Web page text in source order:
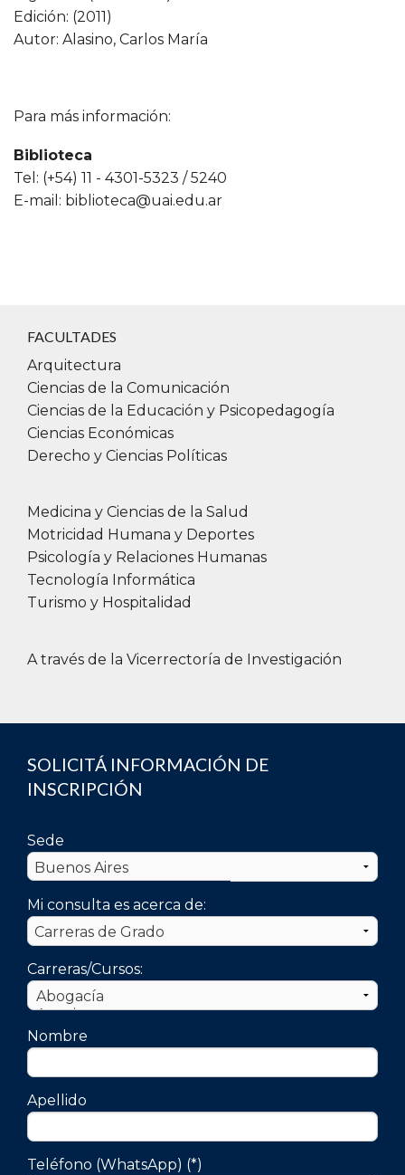
Edición: (2011)
Autor: Alasino, Carlos María
Para más información:
Biblioteca
Tel: (+54) 11 - 4301-5323 / 5240
E-mail: biblioteca@uai.edu.ar
FACULTADES
Arquitectura
Ciencias de la Comunicación
Ciencias de la Educación y Psicopedagogía
Ciencias Económicas
Derecho y Ciencias Políticas
Medicina y Ciencias de la Salud
Motricidad Humana y Deportes
Psicología y Relaciones Humanas
Tecnología Informática
Turismo y Hospitalidad
A través de la Vicerrectoría de Investigación
SOLICITÁ INFORMACIÓN DE
INSCRIPCIÓN
Sede
Mi consulta es acerca de:
Carreras/Cursos:
Nombre
Apellido
Teléfono (WhatsApp) (*)